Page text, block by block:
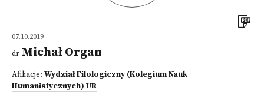
07.10.2019
dr Michał Organ
Afiliacje: Wydział Filologiczny (Kolegium Nauk
Humanistycznych) UR